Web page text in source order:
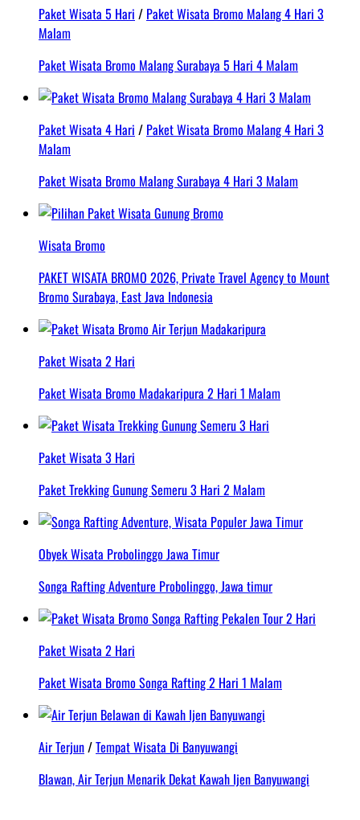
Paket Wisata 5 Hari / Paket Wisata Bromo Malang 4 Hari 3
Malam
Paket Wisata Bromo Malang Surabaya 5 Hari 4 Malam
Paket Wisata 4 Hari / Paket Wisata Bromo Malang 4 Hari 3
Malam
Paket Wisata Bromo Malang Surabaya 4 Hari 3 Malam
Wisata Bromo
PAKET WISATA BROMO 2026, Private Travel Agency to Mount
Bromo Surabaya, East Java Indonesia
Paket Wisata 2 Hari
Paket Wisata Bromo Madakaripura 2 Hari 1 Malam
Paket Wisata 3 Hari
Paket Trekking Gunung Semeru 3 Hari 2 Malam
Obyek Wisata Probolinggo Jawa Timur
Songa Rafting Adventure Probolinggo, Jawa timur
Paket Wisata 2 Hari
Paket Wisata Bromo Songa Rafting 2 Hari 1 Malam
Air Terjun/Tempat Wisata Di Banyuwangi
Blawan, Air Terjun Menarik Dekat Kawah Ijen Banyuwangi